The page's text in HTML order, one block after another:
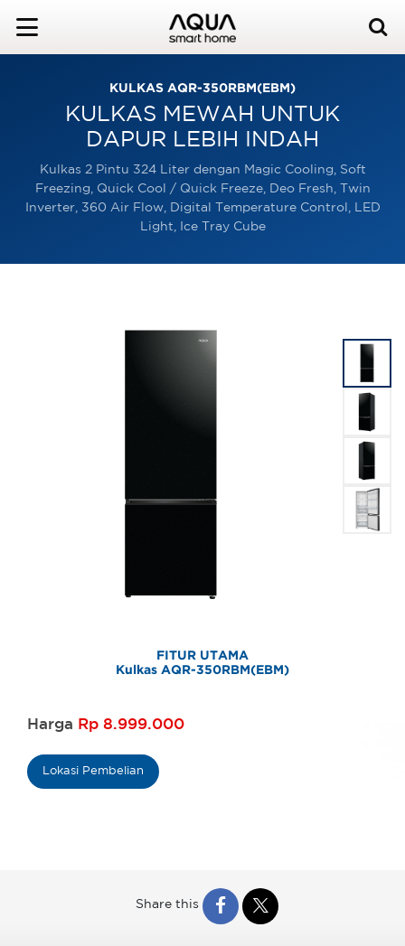
KULKAS AQR-350RBM(EBM)
KULKAS MEWAH UNTUK
DAPUR LEBIH INDAH
Kulkas 2 Pintu 324 Liter dengan Magic Cooling, Soft
Freezing, Quick Cool / Quick Freeze, Deo Fresh, Twin
Inverter, 360 Air Flow, Digital Temperature Control, LED
Light, Ice Tray Cube
FITUR UTAMA
Kulkas AQR-350RBM(EBM)
Harga Rp 8.999.000
Lokasi Pembelian
Share this